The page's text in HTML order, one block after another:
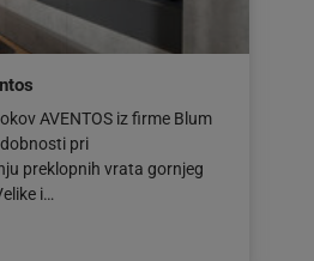
AVENTOS iz firme Blum
pri
preklopnih vrata gornjeg
i…